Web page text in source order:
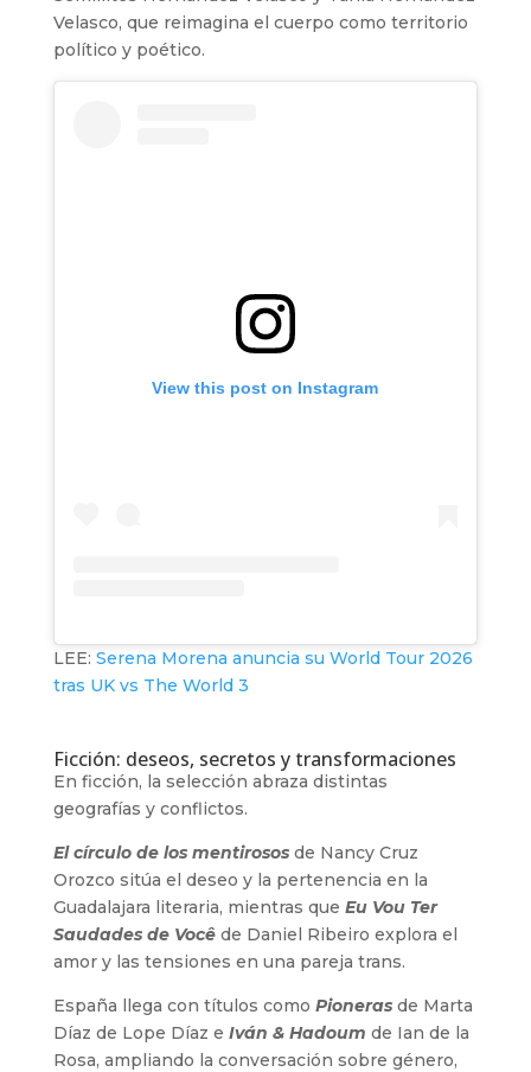
Velasco, que reimagina el cuerpo como territorio
político y poético.
View this post on Instagram
LEE: Serena Morena anuncia su World Tour 2026
tras UK vs The World 3
Ficción: deseos, secretos y transformaciones
En ficción, la selección abraza distintas
geografías y conflictos.
El círculo de los mentirososde Nancy Cruz
Orozco sitúa el deseo y la pertenencia en la
Guadalajara literaria, mientras que Eu Vou Ter
Saudades de Vocêde Daniel Ribeiro explora el
amor y las tensiones en una pareja trans.
España llega con títulos como Pionerasde Marta
Díaz de Lope Díaz e Iván & Hadoum de Ian de la
Rosa, ampliando la conversación sobre género,